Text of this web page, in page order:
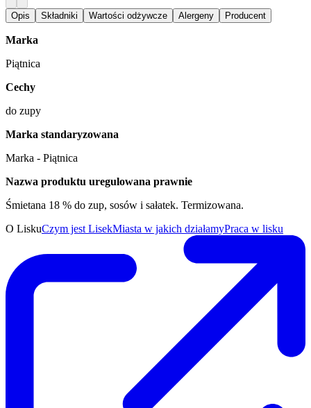
Opis Składniki Wartości odżywcze Alergeny Producent
Marka
Piątnica
Cechy
do zupy
Marka standaryzowana
Marka - Piątnica
Nazwa produktu uregulowana prawnie
Śmietana 18 % do zup, sosów i sałatek. Termizowana.
O LiskuCzym jest LisekMiasta w jakich działamyPraca w lisku